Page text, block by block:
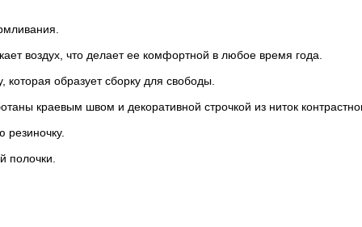
воздух, что делает ее комфортной в любое время года.
которая образует сборку для свободы.
краевым швом и декоративной строчкой из ниток
резиночку.
полочки.